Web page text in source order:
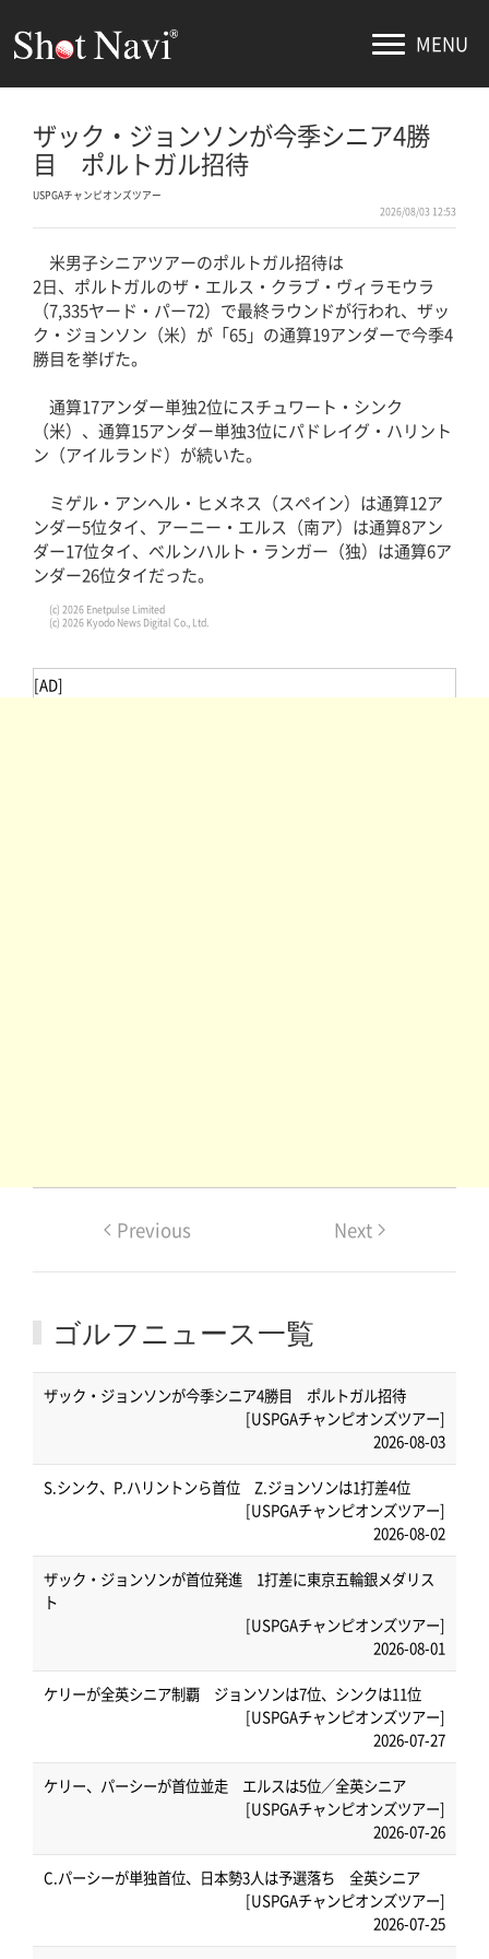
MENU
ザック・ジョンソンが今季シニア4勝
目 ポルトガル招待
USPGAチャンピオンズツアー
2026/08/03 12:53
米男子シニアツアーのポルトガル招待は
2日、ポルトガルのザ・エルス・クラブ・ヴィラモウラ
（7,335ヤード・パー72）で最終ラウンドが行われ、ザッ
ク・ジョンソン（米）が「65」の通算19アンダーで今季4
勝目を挙げた。
通算17アンダー単独2位にスチュワート・シンク
（米）、通算15アンダー単独3位にパドレイグ・ハリント
ン（アイルランド）が続いた。
ミゲル・アンヘル・ヒメネス（スペイン）は通算12ア
ンダー5位タイ、アーニー・エルス（南ア）は通算8アン
ダー17位タイ、ベルンハルト・ランガー（独）は通算6ア
ンダー26位タイだった。
(c) 2026 Enetpulse Limited
(c) 2026 Kyodo News Digital Co., Ltd.
[AD]
Previous Next
ゴルフニュース一覧
ザック・ジョンソンが今季シニア4勝目 ポルトガル招待
[USPGAチャンピオンズツアー]
2026-08-03
S.シンク、P.ハリントンら首位 Z.ジョンソンは1打差4位
[USPGAチャンピオンズツアー]
2026-08-02
ザック・ジョンソンが首位発進 1打差に東京五輪銀メダリス
ト
[USPGAチャンピオンズツアー]
2026-08-01
ケリーが全英シニア制覇 ジョンソンは7位、シンクは11位
[USPGAチャンピオンズツアー]
2026-07-27
ケリー、パーシーが首位並走 エルスは5位／全英シニア
[USPGAチャンピオンズツアー]
2026-07-26
C.パーシーが単独首位、日本勢3人は予選落ち 全英シニア
[USPGAチャンピオンズツアー]
2026-07-25